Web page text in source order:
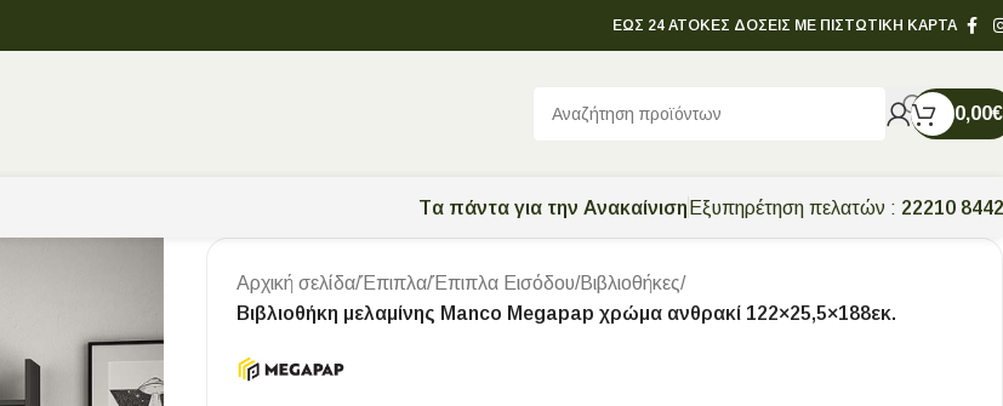
ΕΩΣ 24 ΑΤΟΚΕΣ ΔΟΣΕΙΣ ΜΕ ΠΙΣΤΩΤΙΚΗ ΚΑΡΤΑ
0,00€
Tα πάντα για την Ανακαίνιση Εξυπηρέτηση πελατών : 22210
Αρχική σελίδα/Έπιπλα/Έπιπλα Εισόδου/Βιβλιοθήκες/
Βιβλιοθήκη μελαμίνης Manco Megapap χρώμα ανθρακί 122×25,5×188εκ.